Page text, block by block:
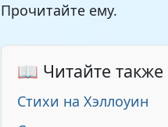
Прочитайте ему.
📖 Читайте также
Стихи на Хэллоуин